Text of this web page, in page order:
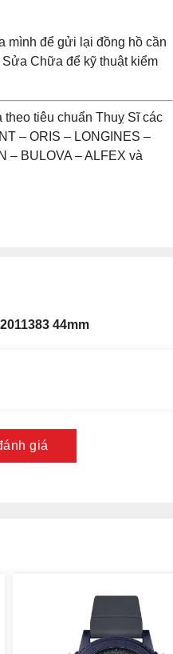
mình để gửi lại đồng hồ cần
Chữa để kỹ thuật kiểm
tiêu chuẩn Thuỵ Sĩ các
– ORIS – LONGINES –
– BULOVA – ALFEX và
44mm
giá